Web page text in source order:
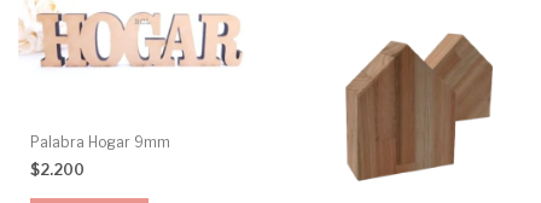
Palabra Hogar 9mm
$2.200